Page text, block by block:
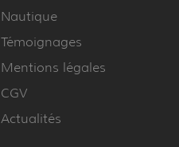
Nautique
Témoignages
Mentions légales
CGV
Actualités